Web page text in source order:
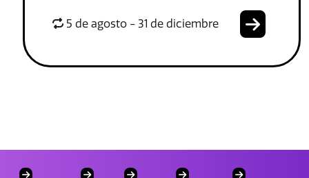
5 de agosto - 31 de diciembre